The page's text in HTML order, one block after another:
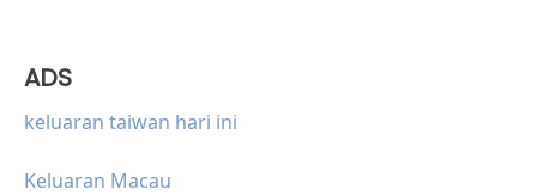
ADS
keluaran taiwan hari ini
Keluaran Macau